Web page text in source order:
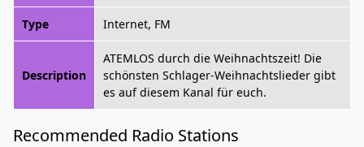
Type Internet, FM
Description
ATEMLOS durch die Weihnachtszeit! Die
schönsten Schlager-Weihnachtslieder gibt
es auf diesem Kanal für euch.
Recommended Radio Stations